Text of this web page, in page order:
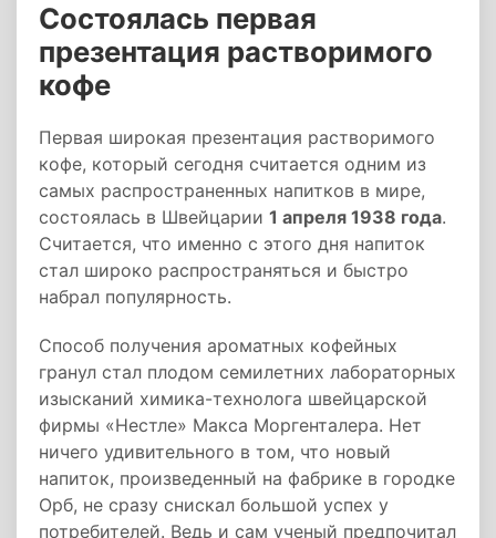
Состоялась первая
презентация растворимого
кофе
Первая широкая презентация растворимого
кофе, который сегодня считается одним из
самых распространенных напитков в мире,
состоялась в Швейцарии 1 апреля 1938 года.
Считается, что именно с этого дня напиток
стал широко распространяться и быстро
набрал популярность.
Способ получения ароматных кофейных
гранул стал плодом семилетних лабораторных
изысканий химика-технолога швейцарской
фирмы «Нестле» Макса Моргенталера. Нет
ничего удивительного в том, что новый
напиток, произведенный на фабрике в городке
Орб, не сразу снискал большой успех у
потребителей. Ведь и сам ученый предпочитал